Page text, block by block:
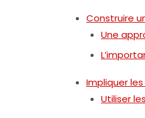
Construire
Une
Impliquer
Utiliser